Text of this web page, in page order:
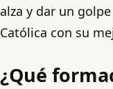
alza y dar un
Católica con su
¿Qué